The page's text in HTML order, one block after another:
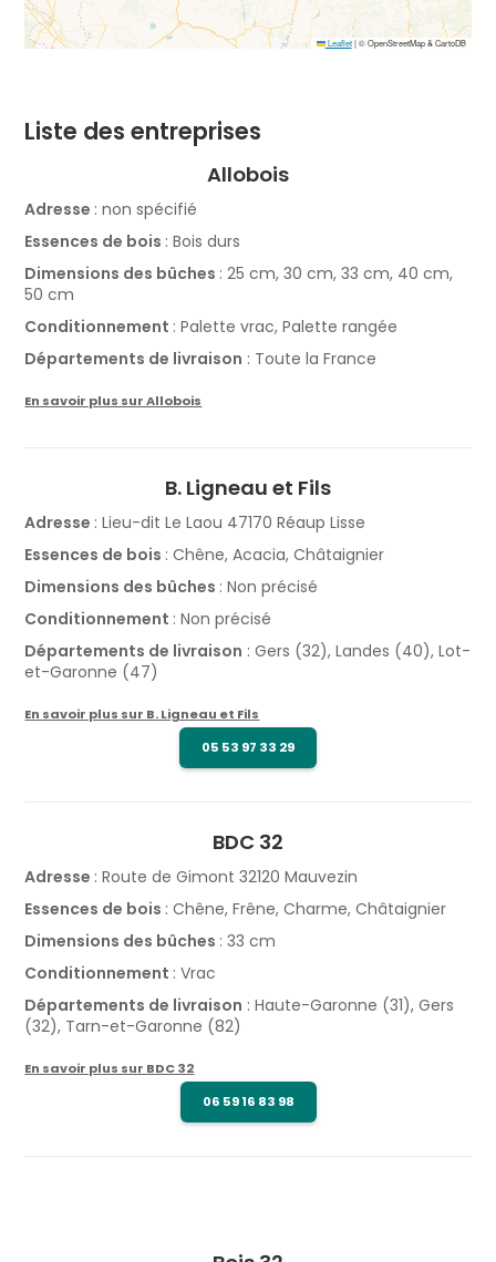
Leaflet |© OpenStreetMap & CartoDB
Liste des entreprises
Allobois
Adresse : non spécifié
Essences de bois : Bois durs
Dimensions des bûches : 25 cm, 30 cm, 33 cm, 40 cm,
50 cm
Conditionnement : Palette vrac, Palette rangée
Départements de livraison : Toute la France
En savoir plus sur Allobois
B. Ligneau et Fils
Adresse : Lieu-dit Le Laou 47170 Réaup Lisse
Essences de bois : Chêne, Acacia, Châtaignier
Dimensions des bûches : Non précisé
Conditionnement : Non précisé
Départements de livraison : Gers (32), Landes (40), Lot-
et-Garonne (47)
En savoir plus sur B. Ligneau et Fils
05 53 97 33 29
BDC 32
Adresse : Route de Gimont 32120 Mauvezin
Essences de bois : Chêne, Frêne, Charme, Châtaignier
Dimensions des bûches : 33 cm
Conditionnement : Vrac
Départements de livraison : Haute-Garonne (31), Gers
(32), Tarn-et-Garonne (82)
En savoir plus sur BDC 32
06 59 16 83 98